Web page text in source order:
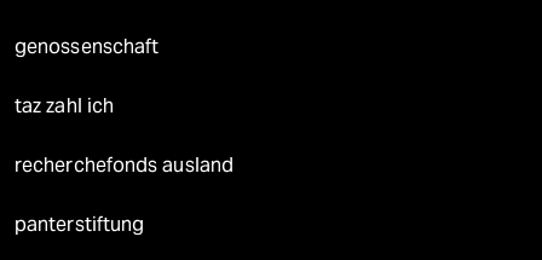
genossenschaft
taz zahl ich
recherchefonds ausland
panterstiftung